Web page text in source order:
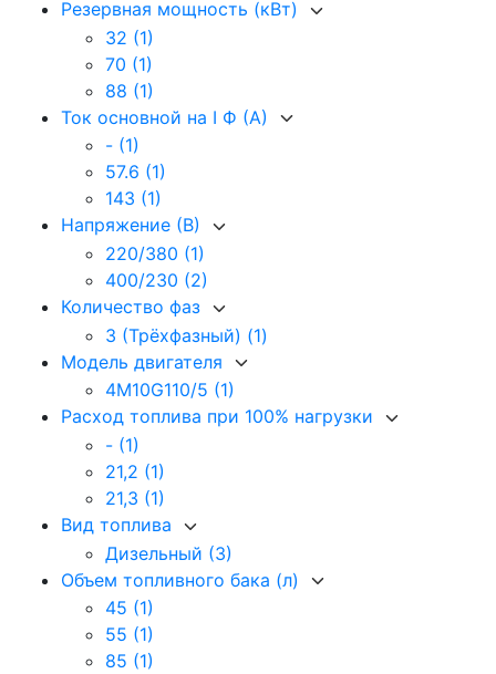
Резервная мощность (кВт)
32 (1)
70 (1)
88 (1)
Ток основной на I Ф (А)
- (1)
57.6 (1)
143 (1)
Напряжение (В)
220/380 (1)
400/230 (2)
Количество фаз
3 (Трёхфазный) (1)
Модель двигателя
4M10G110/5 (1)
Расход топлива при 100% нагрузки
- (1)
21,2 (1)
21,3 (1)
Вид топлива
Дизельный (3)
Объем топливного бака (л)
45 (1)
55 (1)
85 (1)